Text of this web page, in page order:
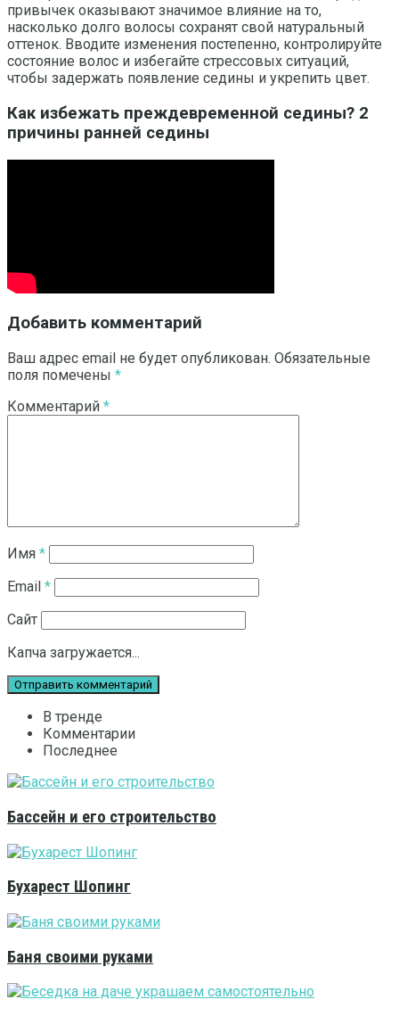
привычек оказывают значимое влияние на то,
насколько долго волосы сохранят свой натуральный
оттенок. Вводите изменения постепенно, контролируйте
состояние волос и избегайте стрессовых ситуаций,
чтобы задержать появление седины и укрепить цвет.
Как избежать преждевременной седины? 2
причины ранней седины
Добавить комментарий
Ваш адрес email не будет опубликован. Обязательные
поля помечены *
Комментарий *
Имя *
Email *
Сайт
Капча загружается...
В тренде
Комментарии
Последнее
Бассейн и его строительство
Бухарест Шопинг
Баня своими руками